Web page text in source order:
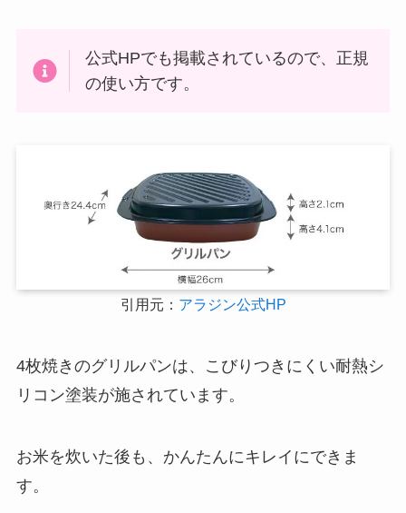
公式HPでも掲載されているので、正規
の使い方です。
引用元： アラジン公式HP
4枚焼きのグリルパンは、こびりつきにくい耐熱シ
リコン塗装が施されています。
お米を炊いた後も、かんたんにキレイにできま
す。